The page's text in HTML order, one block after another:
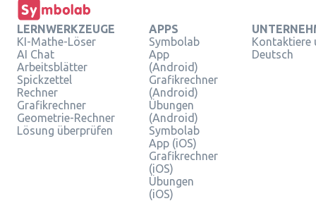
LERNWERKZEUGE
KI-Mathe-Löser
AI Chat
Arbeitsblätter
Spickzettel
Rechner
Grafikrechner
Geometrie-Rechner
Lösung überprüfen
APPS
Symbolab
App
(Android)
Grafikrechner
(Android)
Übungen
(Android)
Symbolab
App (iOS)
Grafikrechner
(iOS)
Übungen
(iOS)
Kontaktiere
Deutsch